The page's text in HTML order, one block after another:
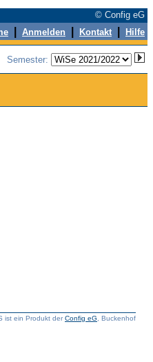
© Config eG
Anmelden Kontakt Hilfe
Semester:
ist ein Produkt derConfig eG , Buckenhof